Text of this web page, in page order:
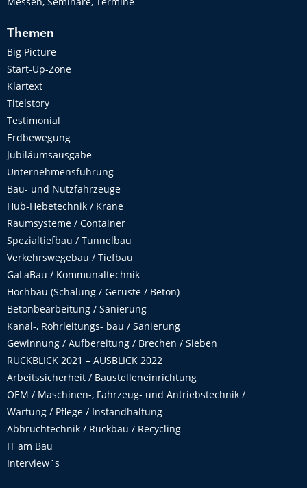
Themen
Big Picture
Start-Up-Zone
Klartext
Titelstory
Testimonial
Erdbewegung
Jubiläumsausgabe
Unternehmensführung
Bau- und Nutzfahrzeuge
Hub-Hebetechnik / Krane
Raumsysteme / Container
Spezialtiefbau / Tunnelbau
Verkehrswegebau / Tiefbau
GaLaBau / Kommunaltechnik
Hochbau (Schalung / Gerüste / Beton)
Betonbearbeitung / Sanierung
Kanal-, Rohrleitungs- bau / Sanierung
Gewinnung / Aufbereitung / Brechen / Sieben
RÜCKBLICK 2021 – AUSBLICK 2022
Arbeitssicherheit / Baustelleneinrichtung
OEM / Maschinen-, Fahrzeug- und Antriebstechnik /
Wartung / Pflege / Instandhaltung
Abbruchtechnik / Rückbau / Recycling
IT am Bau
Interview´s